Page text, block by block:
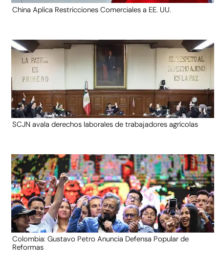
China Aplica Restricciones Comerciales a EE. UU.
SCJN avala derechos laborales de trabajadores agrícolas
Colombia: Gustavo Petro Anuncia Defensa Popular de
Reformas